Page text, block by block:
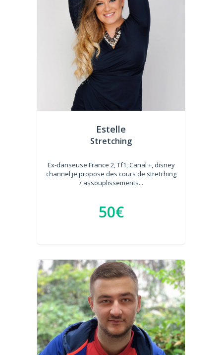
Estelle
Stretching
Ex-danseuse France 2, Tf1, Canal +, disney
channel je propose des cours de stretching
/ assouplissements...
50€